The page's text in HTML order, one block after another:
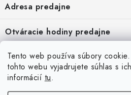
Tento web používa súbory
tohto webu vyjadrujete súhlas s
informácií tu.
p
ä
t
Adresa predajne
Pekárska 4, 941 31 Dvory nad Žitavou
Pozrite si Google mapu
Pozrieť detail mapy »
Otváracie hodiny predajne
Sobota, Nedeľa: Zatvorené
Informácie pre Vás
Napíšte nám
Obchodné podmienky
Facebook